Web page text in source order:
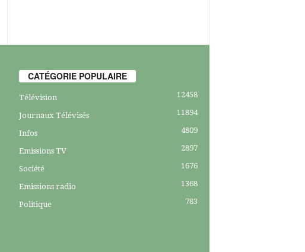
CATÉGORIE POPULAIRE
Télévision 12458
Journaux Télévisés 11894
Infos 4809
Emissions TV 2897
Société 1676
Emissions radio 1368
Politique 783